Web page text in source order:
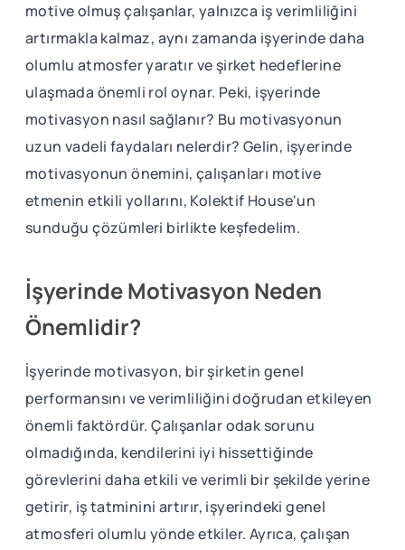
motive olmuş çalışanlar, yalnızca iş verimliliğini
artırmakla kalmaz, aynı zamanda işyerinde daha
olumlu atmosfer yaratır ve şirket hedeflerine
ulaşmada önemli rol oynar. Peki, işyerinde
motivasyon nasıl sağlanır? Bu motivasyonun
uzun vadeli faydaları nelerdir? Gelin, işyerinde
motivasyonun önemini, çalışanları motive
etmenin etkili yollarını, Kolektif House'un
sunduğu çözümleri birlikte keşfedelim.
İşyerinde Motivasyon Neden
Önemlidir?
İşyerinde motivasyon, bir şirketin genel
performansını ve verimliliğini doğrudan etkileyen
önemli faktördür. Çalışanlar odak sorunu
olmadığında, kendilerini iyi hissettiğinde
görevlerini daha etkili ve verimli bir şekilde yerine
getirir, iş tatminini artırır, işyerindeki genel
atmosferi olumlu yönde etkiler. Ayrıca, çalışan